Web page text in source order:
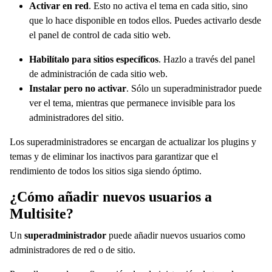
Activar en red. Esto no activa el tema en cada sitio, sino
que lo hace disponible en todos ellos. Puedes activarlo desde
el panel de control de cada sitio web.
Habilítalo para sitios específicos. Hazlo a través del panel
de administración de cada sitio web.
Instalar pero no activar. Sólo un superadministrador puede
ver el tema, mientras que permanece invisible para los
administradores del sitio.
Los superadministradores se encargan de actualizar los plugins y
temas y de eliminar los inactivos para garantizar que el
rendimiento de todos los sitios siga siendo óptimo.
¿Cómo añadir nuevos usuarios a
Multisite?
Un superadministrador puede añadir nuevos usuarios como
administradores de red o de sitio.